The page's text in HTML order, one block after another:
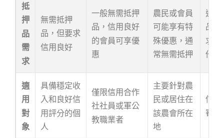
抵
押
品
需
求
無需抵押
品，但要求
信用良好
一般無需抵押
品，信用良好
的會員可享優
惠
農民或會員
可能享有特
殊優惠，通
常無需抵押
通常
品，
求擔
他附
適
用
對
象
具備穩定收
入和良好信
用評分的個
人
僅限信用合作
社社員或軍公
教職業者
主要針對農
民或居住在
該農會所在
地
信用
審核